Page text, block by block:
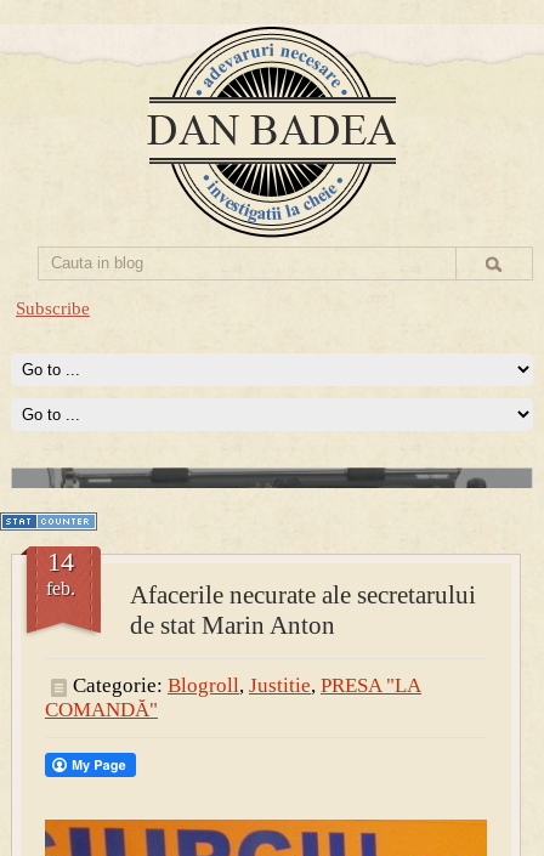
Subscribe
PRESA
Permise pentru vânătoarea de porci în costume, cu gulere albe
Prima mea carte publicata (Nemira)
Averea Presedintelui: prima lucrare despre controversatele
conturi secrete ale Securitatii.
Afacerile necurate ale secretarului
de stat Marin Anton
14
feb.
Categorie: Blogroll, Justitie, PRESA "LA
COMANDĂ"